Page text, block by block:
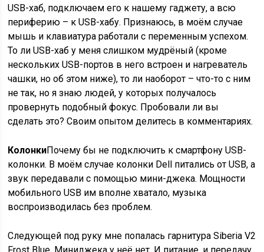
USB-хаб, подключаем его к нашему гаджету, а всю
периферию – к USB-хабу. Признаюсь, в моём случае
мышь и клавиатура работали с переменным успехом.
То ли USB-хаб у меня слишком мудрёный (кроме
нескольких USB-портов в него встроен и нагреватель
чашки, но об этом ниже), то ли наоборот – что-то с ним
не так, но я знаю людей, у которых получалось
провернуть подобный фокус. Пробовали ли вы
сделать это? Своим опытом делитесь в комментариях.
КолонкиПочему бы не подключить к смартфону USB-
колонки. В моём случае колонки Dell питались от USB, а
звук передавали с помощью мини-джека. Мощности
мобильного USB им вполне хватало, музыка
воспроизводилась без проблем.
Следующей под руку мне попалась гарнитура Siberia V2
Frost Blue. Миниджека у неё нет. И питание, и передачу